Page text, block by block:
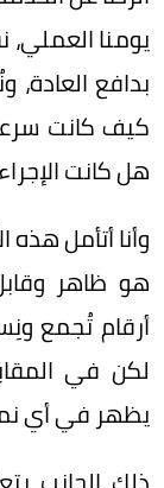
يومنا العملي،
بدافع
كيف كانت
هل كانت
وأنا أتأمل هذه
هو ظاهر
أرقام تُجمع
لكن في
يظهر في أي